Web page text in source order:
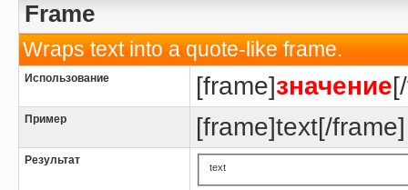
Frame
Wraps text into a quote-like frame.
Использование [frame]значение
Пример [frame]text[/frame]
Результат
text